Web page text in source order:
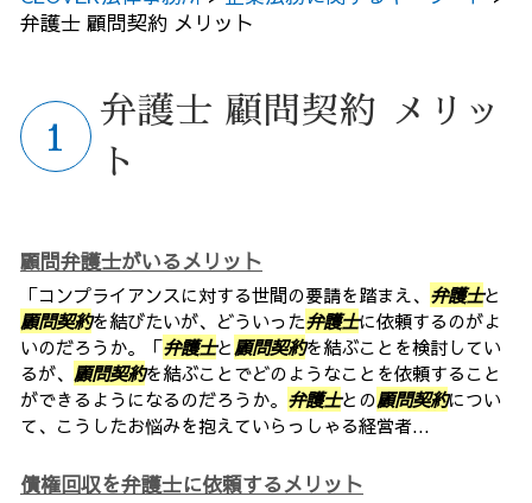
弁護士 顧問契約 メリット
弁護士 顧問契約 メリッ
ト
顧問弁護士がいるメリット
「コンプライアンスに対する世間の要請を踏まえ、 弁護士と
顧問契約を結びたいが、どういった弁護士に依頼するのがよ
いのだろうか。「弁護士と顧問契約を結ぶことを検討してい
るが、 顧問契約を結ぶことでどのようなことを依頼すること
ができるようになるのだろうか。 弁護士との顧問契約につい
て、こうしたお悩みを抱えていらっしゃる経営者...
債権回収を弁護士に依頼するメリット